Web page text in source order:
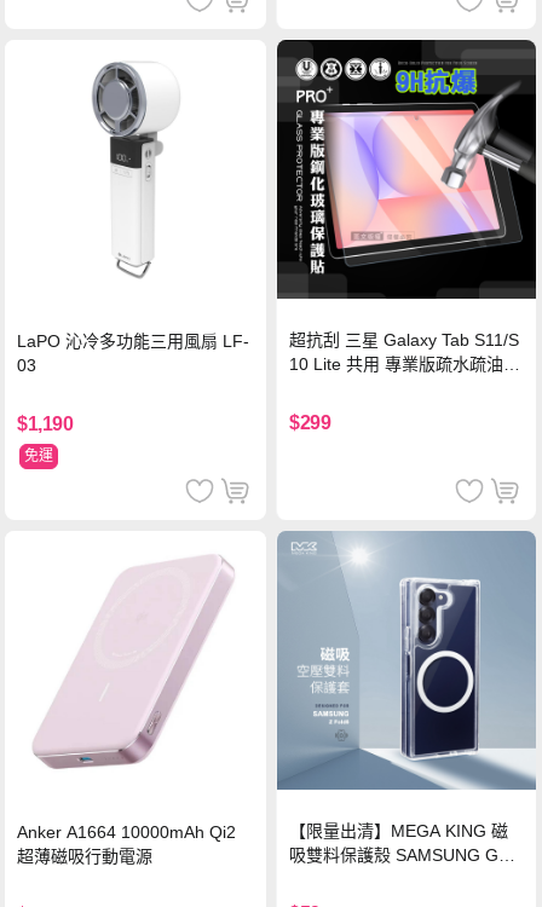
LaPO 沁冷多功能三用風扇 LF-
03
$1,190
免運
超抗刮 三星 Galaxy Tab S11/S
10 Lite 共用 專業版疏水疏油9
$299
Anker A1664 10000mAh Qi2
超薄磁吸行動電源
【限量出清】MEGA KING 磁
吸雙料保護殼 SAMSUNG Gala